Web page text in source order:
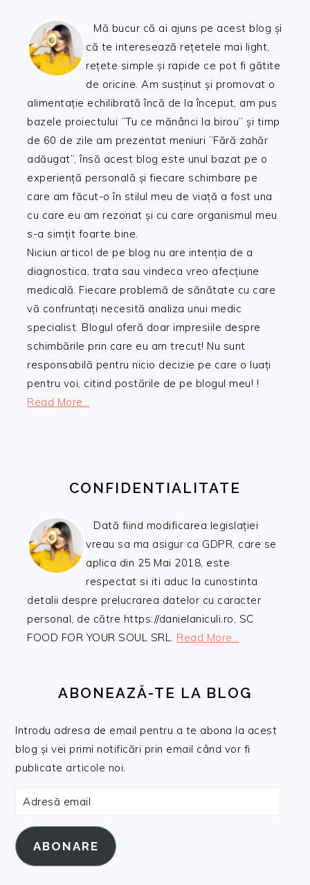
Mă bucur că ai ajuns pe acest blog și
că te interesează rețetele mai light,
rețete simple și rapide ce pot fi gătite
de oricine. Am susținut și promovat o
alimentație echilibrată încă de la început, am pus
bazele proiectului ”Tu ce mănânci la birou” și timp
de 60 de zile am prezentat meniuri ”Fără zahăr
adăugat”, însă acest blog este unul bazat pe o
experiență personală și fiecare schimbare pe
care am făcut-o în stilul meu de viață a fost una
cu care eu am rezonat și cu care organismul meu
s-a simțit foarte bine.
Niciun articol de pe blog nu are intenția de a
diagnostica, trata sau vindeca vreo afecțiune
medicală. Fiecare problemă de sănătate cu care
vă confruntați necesită analiza unui medic
specialist. Blogul oferă doar impresiile despre
schimbările prin care eu am trecut! Nu sunt
responsabilă pentru nicio decizie pe care o luați
pentru voi, citind postările de pe blogul meu! !
Read More…
CONFIDENTIALITATE
Dată fiind modificarea legislației
vreau sa ma asigur ca GDPR, care se
aplica din 25 Mai 2018, este
respectat si iti aduc la cunostinta
detalii despre prelucrarea datelor cu caracter
personal, de către https://danielaniculi.ro, SC
FOOD FOR YOUR SOUL SRL. Read More…
ABONEAZĂ-TE LA BLOG
Introdu adresa de email pentru a te abona la acest
blog și vei primi notificări prin email când vor fi
publicate articole noi.
Adresă
ABONARE